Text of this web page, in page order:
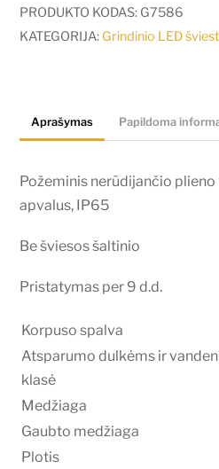
nerūdijančio
plieno
apvalus,
PRODUKTO KODAS: G7586
KATEGORIJA: Grindinio LED
Aprašymas Papildoma
Požeminis nerūdijančio plieno
apvalus, IP65
Be šviesos šaltinio
Pristatymas per 9 d.d.
Korpuso spalva
Atsparumo dulkėms ir
klasė
Medžiaga
Gaubto medžiaga
Plotis